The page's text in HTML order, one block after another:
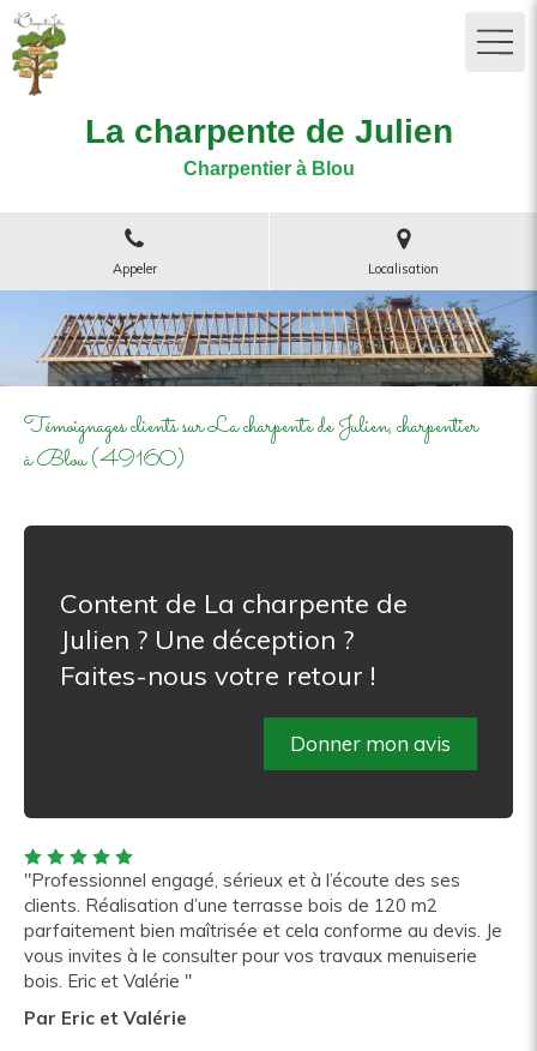
La charpente de Julien
Charpentier à Blou
Appeler Localisation
Témoignages clients sur La charpente de Julien, charpentier
à Blou (49160)
Content de La charpente de
Julien ? Une déception ?
Faites-nous votre retour !
Donner mon avis
"Professionnel engagé, sérieux et à l’écoute des ses
clients. Réalisation d’une terrasse bois de 120 m2
parfaitement bien maîtrisée et cela conforme au devis. Je
vous invites à le consulter pour vos travaux menuiserie
bois. Eric et Valérie "
Par Eric et Valérie